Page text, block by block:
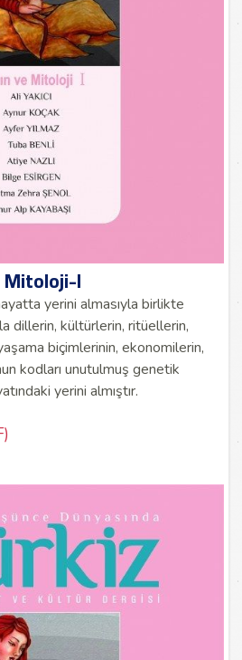
Mitoloji-I
yerini almasıyla birlikte
dillerin, kültürlerin, ritüellerin,
biçimlerinin, ekonomilerin,
kodları unutulmuş genetik
yerini almıştır.